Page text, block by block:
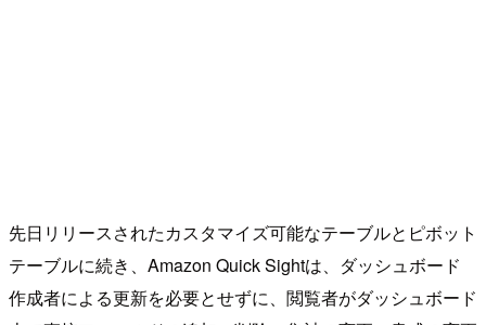
先日リリースされたカスタマイズ可能なテーブルとピボット
テーブルに続き、Amazon Quick Sightは、ダッシュボード
作成者による更新を必要とせずに、閲覧者がダッシュボード